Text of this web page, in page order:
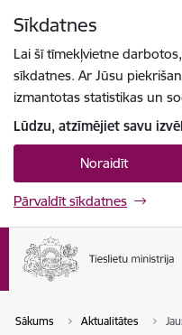
Sīkdatnes
Lai šī tīmekļvietne
sīkdatnes. Ar Jūsu
izmantotas statistikas un
Lūdzu, atzīmējiet savu
Noraidīt
Pārvaldīt sīkdatnes
Sākums Aktualitātes